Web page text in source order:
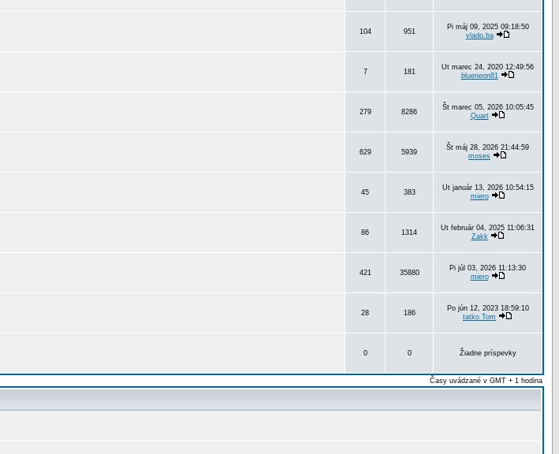
104 951
Pi máj 09, 2025 09:18:50
vlado.ba
7 181
Ut marec 24, 2020 12:49:56
blueneon81
279 8286
Št marec 05, 2026 10:05:45
Quart
629 5939
Št máj 28, 2026 21:44:59
moses
45 383
Ut január 13, 2026 10:54:15
miero
86 1314
Ut február 04, 2025 11:06:31
Zakk
421 35880
Pi júl 03, 2026 11:13:30
miero
28 186
Po jún 12, 2023 18:59:10
tatko Tom
0 0 Žiadne príspevky
Časy uvádzané v GMT + 1 hodina